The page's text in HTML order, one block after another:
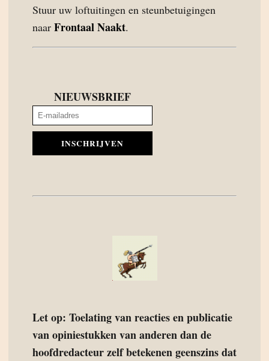
Stuur uw loftuitingen en steunbetuigingen
naar Frontaal Naakt.
NIEUWSBRIEF
INSCHRIJVEN
Let op: Toelating van reacties en publicatie
van opiniestukken van anderen dan de
hoofdredacteur zelf betekenen geenszins dat